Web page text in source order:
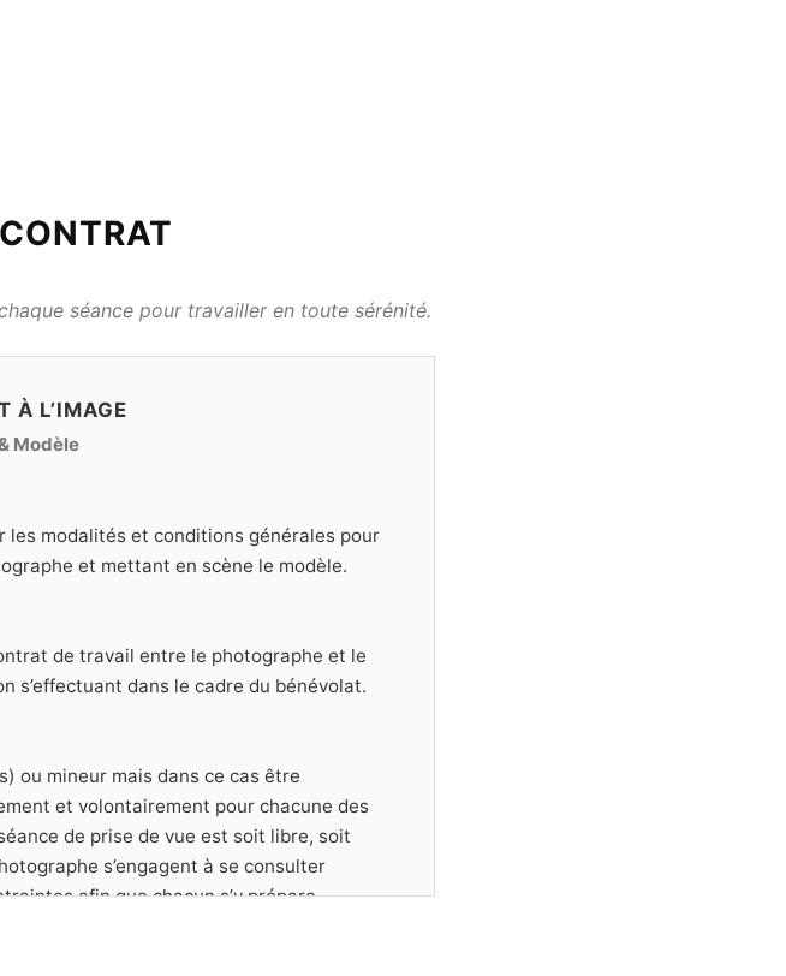
séance pour travailler en toute sérénité.
À L’IMAGE
Modèle
modalités et conditions générales pour
et mettant en scène le modèle.
de travail entre le photographe et le
s’effectuant dans le cadre du bénévolat.
ou mineur mais dans ce cas être
et volontairement pour chacune des
de prise de vue est soit libre, soit
s’engagent à se consulter
afin que chacun s’y prépare.